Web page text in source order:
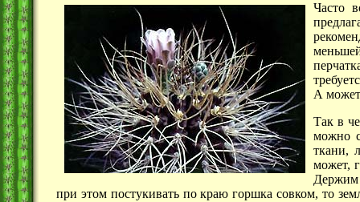
Часто
А
Так в
можно
ткани,
может,
Держим
при этом постукивать по краю горшка совком, то